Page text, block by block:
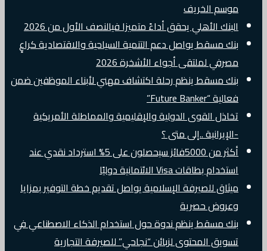
موسم الخريف
البنك الأهلي يحقق أداءً متميزا فيالنصف الأول من 2026
بنك مسقط يواصل دعم التنمية السياحية والاقتصادية كراعٍ
مصرفي لملتقى أجواء الأشخرة 2026
بنك مسقط ينظم رحلة اكتشاف مهني لأبناء الموظفين ضمن
فعالية “Future Banker”
تخاذل القوى الدولية والإقليمية والمماطلة الأمريكية
-الإيرانية ..إلى متى ؟
أكثر من 5000فائز سيحصلون على 5% استرداد نقدي عند
استخدام بطاقات Visa الائتمانية دوليًا
ميثاق للصيرفة الإسلامية يواصل تقديم خطة التوفير بمزايا
وعروض حصرية
بنك مسقط ينظم ندوة حول استخدام الذكاء الاصطناعي في
تسويق المحتوى لزبائن “نجاحي” للصيرفة التجارية